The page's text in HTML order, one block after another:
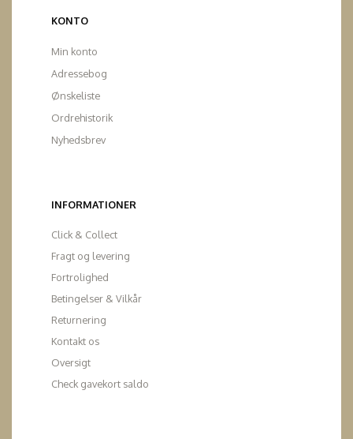
KONTO
Min konto
Adressebog
Ønskeliste
Ordrehistorik
Nyhedsbrev
INFORMATIONER
Click & Collect
Fragt og levering
Fortrolighed
Betingelser & Vilkår
Returnering
Kontakt os
Oversigt
Check gavekort saldo